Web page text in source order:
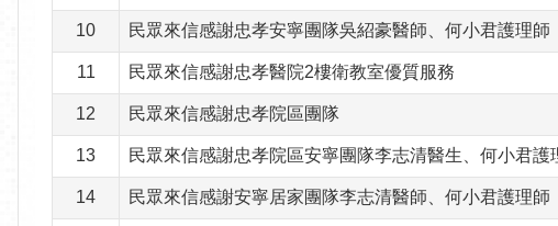
10 民眾來信感謝忠孝安寧團隊吳紹豪醫師、何小君護理師
11 民眾來信感謝忠孝醫院2樓衛教室優質服務
12 民眾來信感謝忠孝院區團隊
13 民眾來信感謝忠孝院區安寧團隊李志清醫生、何小君護
14 民眾來信感謝安寧居家團隊李志清醫師、何小君護理師